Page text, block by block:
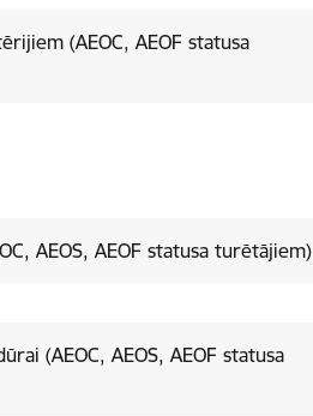
AEOS, AEOF statusa turētājiem)
(AEOC, AEOS, AEOF statusa